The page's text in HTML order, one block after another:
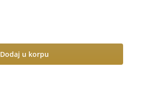
Dodaj u korpu